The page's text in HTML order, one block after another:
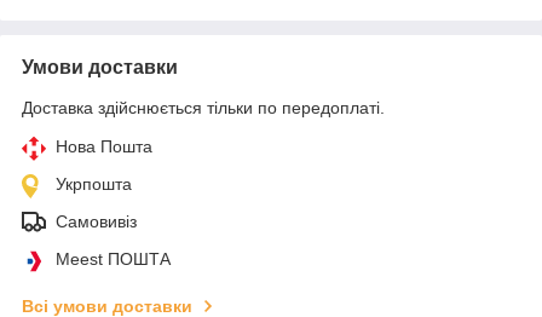
Умови доставки
Доставка здійснюється тільки по передоплаті.
Нова Пошта
Укрпошта
Самовивіз
Meest ПОШТА
Всі умови доставки